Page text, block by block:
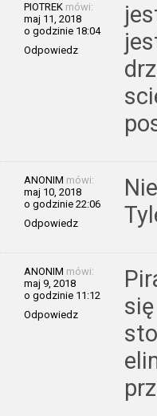
PIOTREK mówi:
maj 11, 2018
o godzinie 18:04
Odpowiedz
ANONIM mówi:
maj 10, 2018
o godzinie 22:06
Odpowiedz
ANONIM mówi:
maj 9, 2018
o godzinie 11:12
Odpowiedz